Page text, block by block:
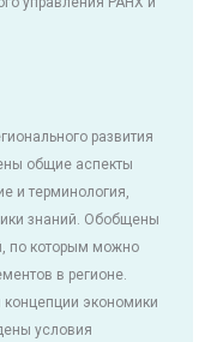
развития
общие аспекты
и терминология,
знаний. Обобщены
по которым можно
в регионе.
экономики
условия